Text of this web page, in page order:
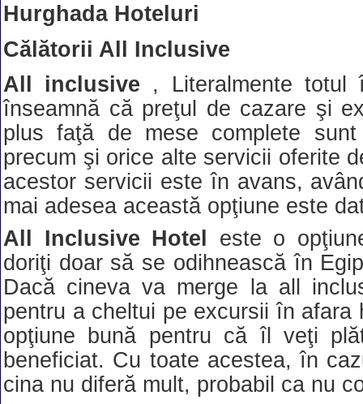
Hurghada Hoteluri
Călătorii All Inclusive
All inclusive , Literalmente totul
înseamnă că preţul de cazare şi
plus faţă de mese complete sunt
precum şi orice alte servicii oferite
acestor servicii este în avans,
mai adesea această opţiune este
All Inclusive Hotel este o
doriţi doar să se odihnească în
Dacă cineva va merge la all
pentru a cheltui pe excursii în
opţiune bună pentru că îl veţi
beneficiat. Cu toate acestea, în
cina nu diferă mult, probabil ca nu